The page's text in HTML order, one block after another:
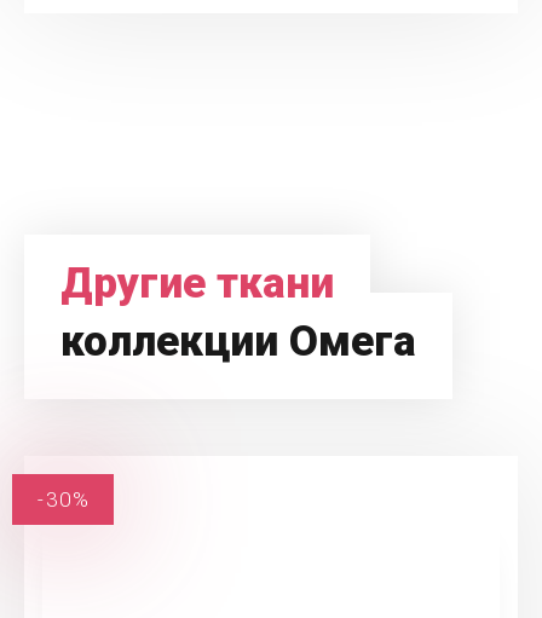
Другие ткани
коллекции Омега
-30%